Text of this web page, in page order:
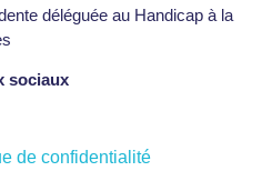
déléguée au Handicap à la
sociaux
de confidentialité